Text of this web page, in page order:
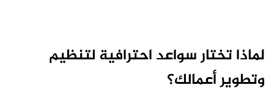
لماذا تختار سواعد احترافية لتنظيم
وتطوير أعمالك؟